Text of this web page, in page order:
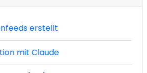
erstellt
mit Claude